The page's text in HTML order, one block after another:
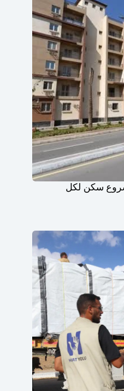
سكن لكل